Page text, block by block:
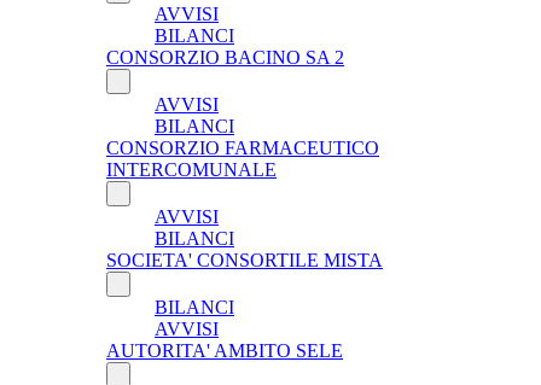
AVVISI
BILANCI
CONSORZIO BACINO SA 2
AVVISI
BILANCI
CONSORZIO FARMACEUTICO
INTERCOMUNALE
AVVISI
BILANCI
SOCIETA' CONSORTILE MISTA
BILANCI
AVVISI
AUTORITA' AMBITO SELE